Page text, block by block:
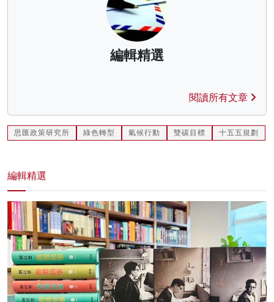
編輯精選
閱讀所有文章
思匯政策研究所 綠色轉型 氣候行動 雙碳目標 十五五規劃
編輯精選